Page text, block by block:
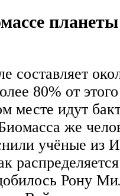
составляет
80% от
месте идут
же
учёные
Рону